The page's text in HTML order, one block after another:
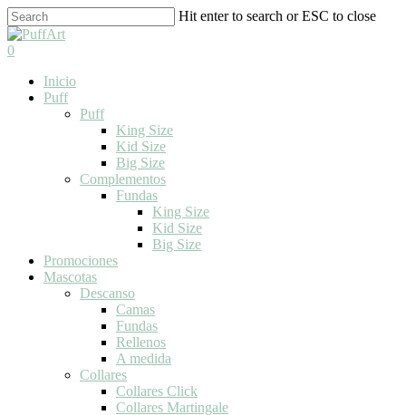
Skip
to
main
Hit enter to search or ESC to close
Close
Search
search
0
Inicio
Puff
Puff
King Size
Kid Size
Big Size
Complementos
Fundas
King Size
Kid Size
Big Size
Promociones
Mascotas
Descanso
Camas
Fundas
Rellenos
A medida
Collares
Collares Click
Collares Martingale